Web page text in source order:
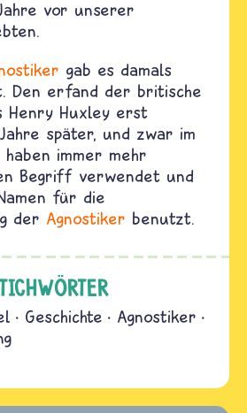
vor unserer
gab es damals
Den erfand der britische
Henry Huxley erst
später, und zwar im
haben immer mehr
Begriff verwendet und
für die
der Agnostiker benutzt.
Geschichte
Agnostiker